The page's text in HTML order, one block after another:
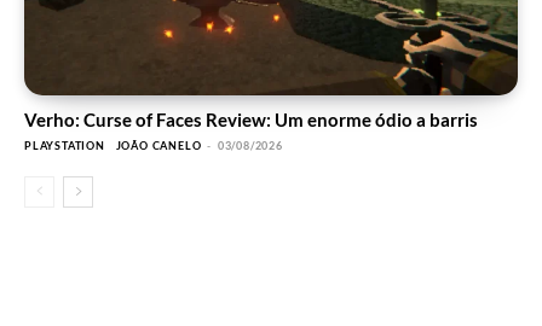
Verho: Curse of Faces Review: Um enorme ódio a barris
PLAYSTATION JOÃO CANELO - 03/08/2026